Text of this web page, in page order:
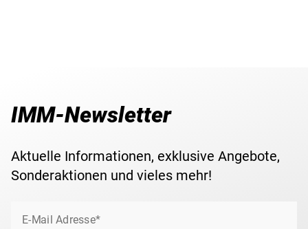
IMM-Newsletter
Aktuelle Informationen, exklusive Angebote,
Sonderaktionen und vieles mehr!
E-Mail Adresse*